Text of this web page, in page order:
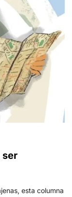
ser
esta columna